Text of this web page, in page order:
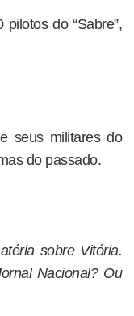
do “Sabre”,
seus militares do
do passado.
sobre Vitória.
Nacional? Ou